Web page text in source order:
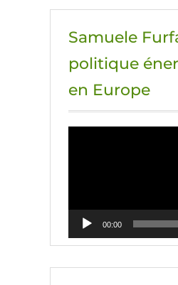
Samuele
politique
en Europe
00:00